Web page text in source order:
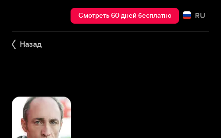
Смотреть 60 дней бесплатно RU
Назад